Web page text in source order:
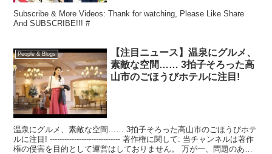
Subscribe & More Videos: Thank for watching, Please Like Share
And SUBSCRIBE!!! #
People & Blogs
【注目ニュース】温泉にグルメ、
素敵な空間…… 3拍子そろった高
山市のごほうびホテルに注目!
温泉にグルメ、素敵な空間…… 3拍子そろった高山市のごほうびホテ
ルに注目! ----------------------------- 著作権に関して: 当チャンネルは著作
権の侵害を目的として運営はしておりません。 万が一、問題のある